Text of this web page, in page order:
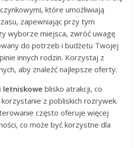
które umożliwiają
zapewniając przy tym
wyborze miejsca, zwróć uwagę
do potrzeb i budżetu Twojej
innych rodzin. Korzystaj z
aby znaleźć najlepsze oferty.
letniskowe blisko atrakcji, co
z pobliskich rozrywek.
często oferuje więcej
co może być korzystne dla